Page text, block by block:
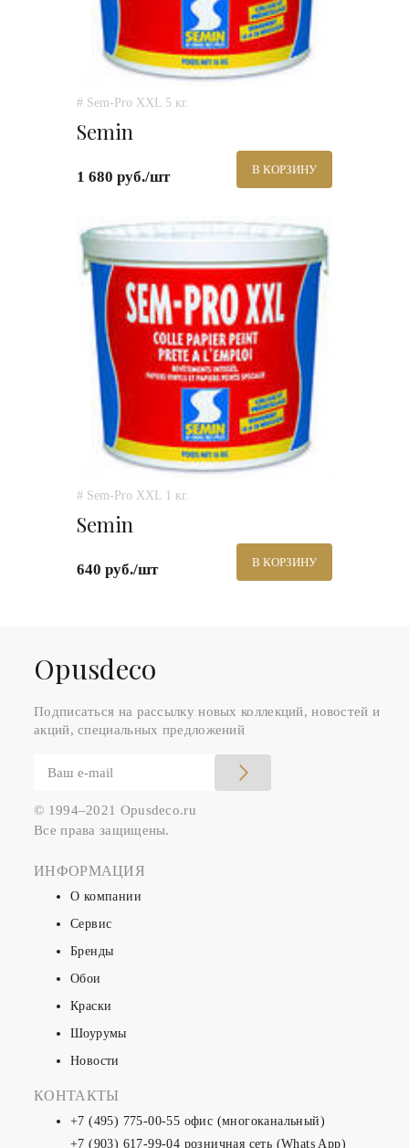
# Sem-Pro XXL 5 кг.
Semin
1 680 руб./шт В КОРЗИНУ
# Sem-Pro XXL 1 кг.
Semin
640 руб./шт В КОРЗИНУ
Оpusdeco
Подписаться на рассылку новых коллекций, новостей и
акций, специальных предложений
© 1994–2021 Opusdeco.ru
Все права защищены.
ИНФОРМАЦИЯ
О компании
Сервис
Бренды
Обои
Краски
Шоурумы
Новости
КОНТАКТЫ
+7 (495) 775-00-55 офис (многоканальный)
+7 (903) 617-99-04 розничная сеть (Whats App)